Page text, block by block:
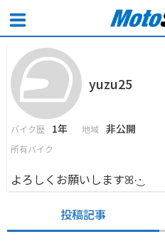
yuzu25
バイク歴 1年 地域 非公開
所有バイク
よろしくお願いしますꕤ︎︎·͜·
投稿記事